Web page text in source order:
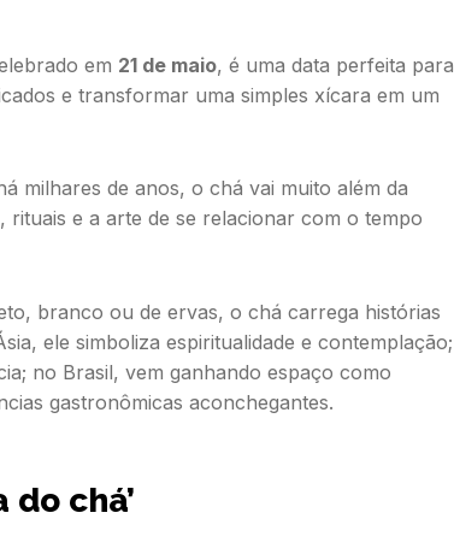
em 21 de maio, é uma data perfeita para
e transformar uma simples xícara em um
milhares de anos, o chá vai muito além da
rituais e a arte de se relacionar com o tempo
branco ou de ervas, o chá carrega histórias
ele simboliza espiritualidade e contemplação;
no Brasil, vem ganhando espaço como
gastronômicas aconchegantes.
do chá’